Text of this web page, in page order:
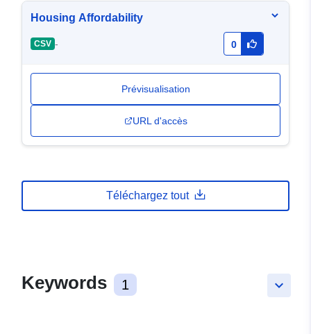
Housing Affordability
CSV - 0
Prévisualisation
URL d'accès
Téléchargez tout
keyboard_arrow_down
Keywords 1